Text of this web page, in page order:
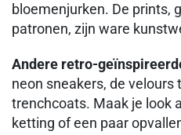
bloemenjurken. De prints,
patronen, zijn ware
Andere retro-
neon sneakers, de velours
trenchcoats. Maak je look
ketting of een paar